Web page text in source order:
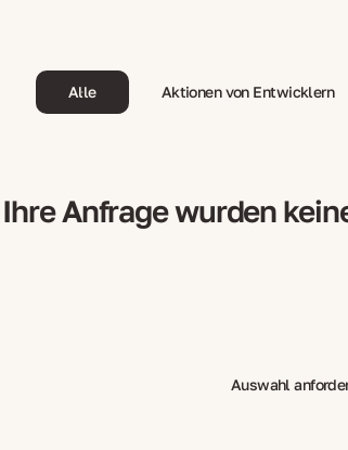
Alle Aktionen von Entwicklern
Anfrage wurden
Auswahl